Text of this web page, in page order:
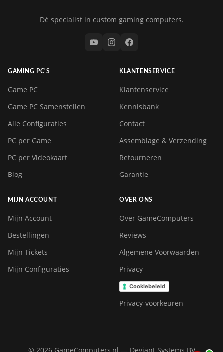
Dé specialist in custom gaming computers.
GAMING PC'S
Game PC
Game PC Samenstellen
Alle Configuraties
PC per Game
PC per Videokaart
Blog
KLANTENSERVICE
Klantenservice
Kennisbank
Contact
Assemblage & Verzending
Retourneren
Garantie
MIJN ACCOUNT
Mijn Account
Bestellingen
Mijn Tickets
Mijn Configuraties
OVER ONS
Over GameComputers
Reviews
Algemene Voorwaarden
Privacy
Cookiebeleid
Privacy-voorkeuren
© 2026 GameComputers.nl — Deviant Systems BV